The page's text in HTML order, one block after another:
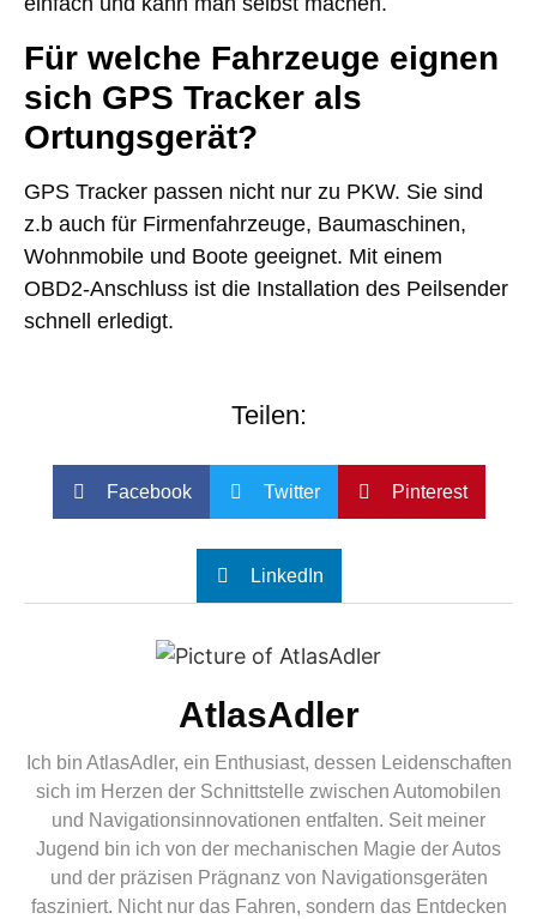
Für welche Fahrzeuge eignen
sich GPS Tracker als
Ortungsgerät?
GPS Tracker passen nicht nur zu PKW. Sie sind
z.b auch für Firmenfahrzeuge, Baumaschinen,
Wohnmobile und Boote geeignet. Mit einem
OBD2-Anschluss ist die Installation des Peilsender
schnell erledigt.
Teilen:
Facebook Twitter Pinterest
LinkedIn
AtlasAdler
Ich bin AtlasAdler, ein Enthusiast, dessen Leidenschaften
sich im Herzen der Schnittstelle zwischen Automobilen
und Navigationsinnovationen entfalten. Seit meiner
Jugend bin ich von der mechanischen Magie der Autos
und der präzisen Prägnanz von Navigationsgeräten
fasziniert. Nicht nur das Fahren, sondern das Entdecken